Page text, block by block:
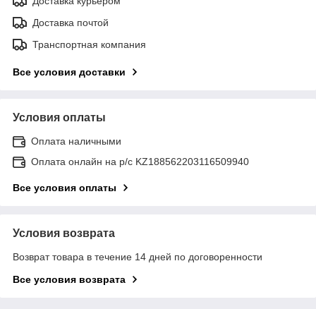
Доставка почтой
Транспортная компания
Все условия доставки
Условия оплаты
Оплата наличными
Оплата онлайн на р/с KZ188562203116509940
Все условия оплаты
Условия возврата
Возврат товара в течение 14 дней по договоренности
Все условия возврата